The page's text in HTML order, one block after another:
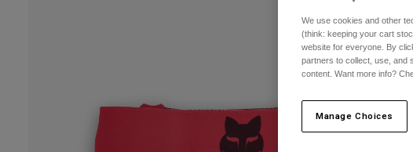
We use cookies and other
(think: keeping your cart
website for everyone. By
partners to collect, use, and
content. Want more info?
Manage Choices